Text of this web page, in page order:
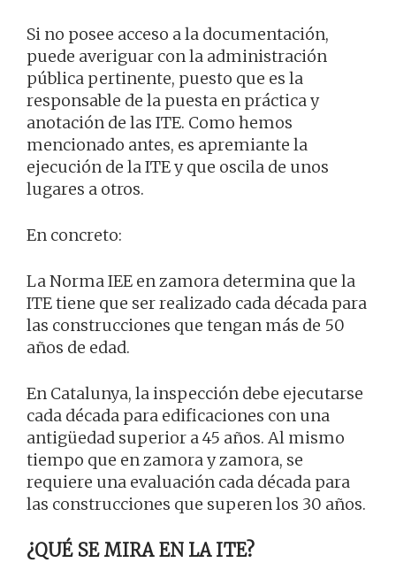
Si no posee acceso a la documentación,
puede averiguar con la administración
pública pertinente, puesto que es la
responsable de la puesta en práctica y
anotación de las ITE. Como hemos
mencionado antes, es apremiante la
ejecución de la ITE y que oscila de unos
lugares a otros.
En concreto:
La Norma IEE en zamora determina que la
ITE tiene que ser realizado cada década para
las construcciones que tengan más de 50
años de edad.
En Catalunya, la inspección debe ejecutarse
cada década para edificaciones con una
antigüedad superior a 45 años. Al mismo
tiempo que en zamora y zamora, se
requiere una evaluación cada década para
las construcciones que superen los 30 años.
¿QUÉ SE MIRA EN LA ITE?